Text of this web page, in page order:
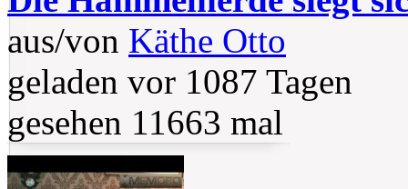
aus/von Käthe Otto
geladen vor 1087 Tagen
gesehen 11663 mal